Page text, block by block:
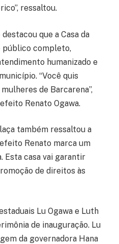
ressaltou.
que a Casa da
público completo,
humanizado e
“Você quis
de Barcarena”,
Renato Ogawa.
também ressaltou a
Renato marca um
Esta casa vai garantir
de direitos às
Lu Ogawa e Luth
de inauguração. Lu
da governadora Hana